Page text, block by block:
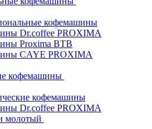
кофемашины
Dr.coffee PROXIMA
Proxima BTB
CAYE PROXIMA
кофемашины
кофемашины
Dr.coffee PROXIMA
молотый